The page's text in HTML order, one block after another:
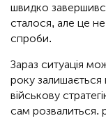
швидко
сталося, але це
спроби.
Зараз ситуація
року
військову
сам розвалиться.